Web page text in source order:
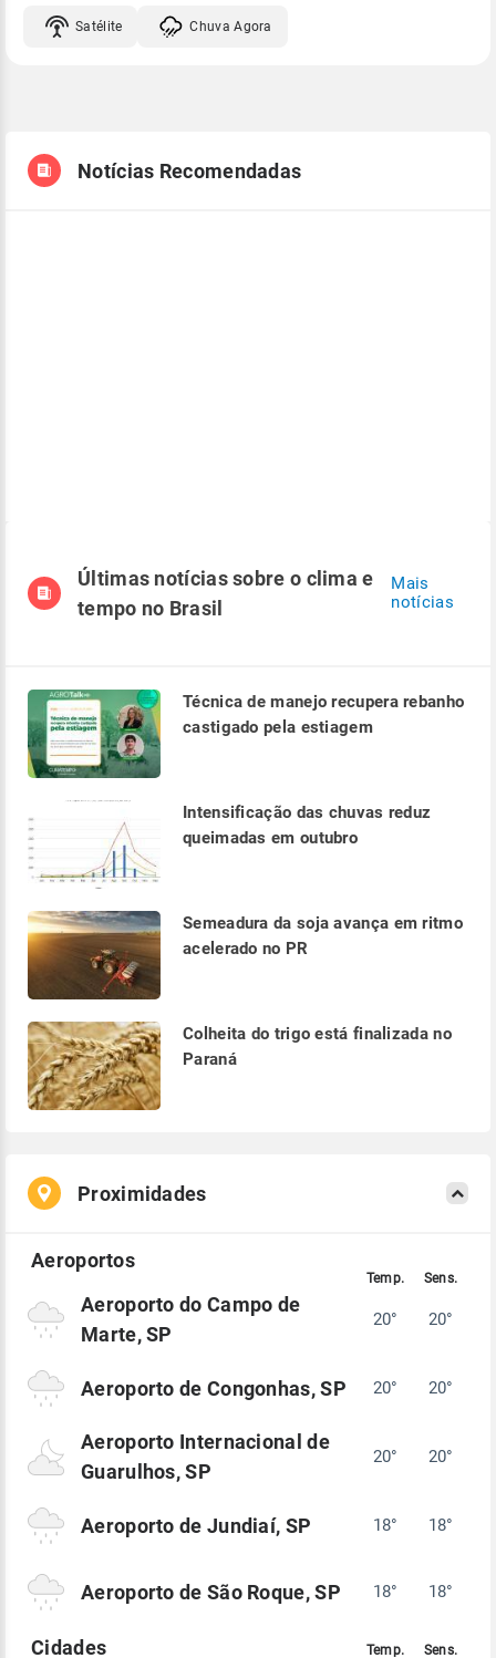
Satélite Chuva Agora
Notícias Recomendadas
Últimas notícias sobre o clima e
tempo no Brasil
Mais
notícias
Técnica de manejo recupera rebanho
castigado pela estiagem
Intensificação das chuvas reduz
queimadas em outubro
Semeadura da soja avança em ritmo
acelerado no PR
Colheita do trigo está finalizada no
Paraná
Proximidades
Aeroporto do Campo de
Marte, SP
20° 20°
Aeroporto de Congonhas, SP 20° 20°
Aeroporto Internacional de
Guarulhos, SP
20° 20°
Aeroporto de Jundiaí, SP 18° 18°
Aeroporto de São Roque, SP 18° 18°